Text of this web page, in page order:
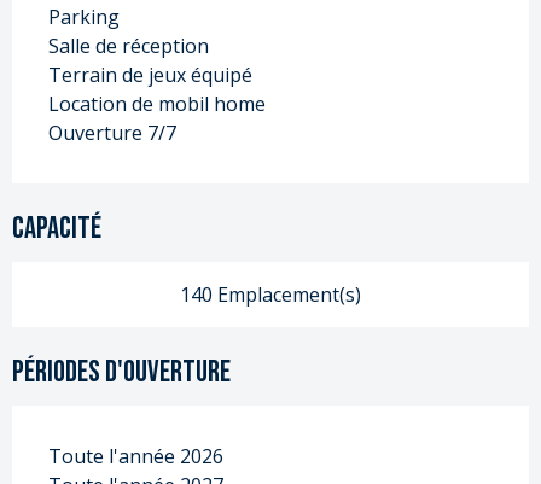
Parking
Salle de réception
Terrain de jeux équipé
Location de mobil home
Ouverture 7/7
Capacité
140 Emplacement(s)
Périodes d'ouverture
Toute l'année 2026